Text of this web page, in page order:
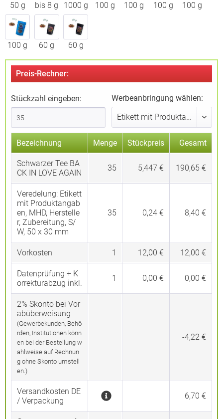
50 g bis 8 g 1000 g 100 g 100 g 100 g 100 g
100 g 60 g 60 g
Preis-Rechner:
Stückzahl eingeben: Werbeanbringung wählen:
Bezeichnung Menge Stückpreis Gesamt
Schwarzer Tee BA
CK IN LOVE AGAIN
35 5,447 € 190,65 €
Veredelung: Etikett
mit Produktangab
en, MHD, Herstelle
r, Zubereitung, S/
W, 50 x 30 mm
35 0,24 € 8,40 €
Vorkosten 1 12,00 € 12,00 €
Datenprüfung + K
orrekturabzug inkl.
1 0,00 € 0,00 €
2% Skonto bei Vor
abüberweisung
(Gewerbekunden, Behö
rden, Institutionen könn
en bei der Bestellung w
ahlweise auf Rechnun
g ohne Skonto umstell
en.)
-4,22 €
Versandkosten DE
/ Verpackung
6,70 €